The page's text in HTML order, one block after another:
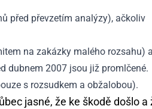
před převzetím analýzy), ačkoliv
na zakázky malého rozsahu)
dubnem 2007 jsou již promlčené.
s rozsudkem a obžalobou).
jasné, že ke škodě došlo a